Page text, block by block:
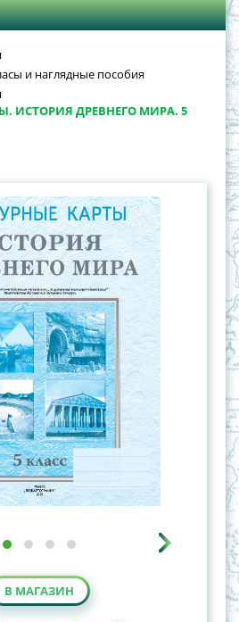
и наглядные пособия
ИСТОРИЯ ДРЕВНЕГО МИРА. 5
В МАГАЗИН